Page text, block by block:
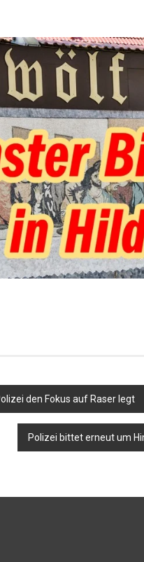
den Fokus auf Raser legt
Polizei bittet erneut um